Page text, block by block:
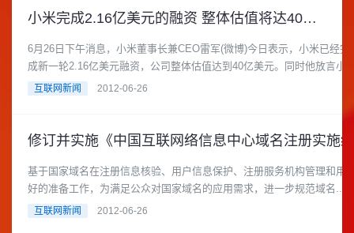
小米完成2.16亿美元的融资 整体估值将达40亿美元。
6月26日下午消息，小米董事长兼CEO雷军(微博)今日表示，小米已经完
成新一轮2.16亿美元融资，公司整体估值达到40亿美元。同时他放言小
米......
互联网新闻 2012-06-26
基于国家域名在注册信息核验、用户信息保护、注册服务机构管理和用
好的准备工作，为满足公众对国家域名的应用需求，进一步规范域名......
互联网新闻 2012-06-26